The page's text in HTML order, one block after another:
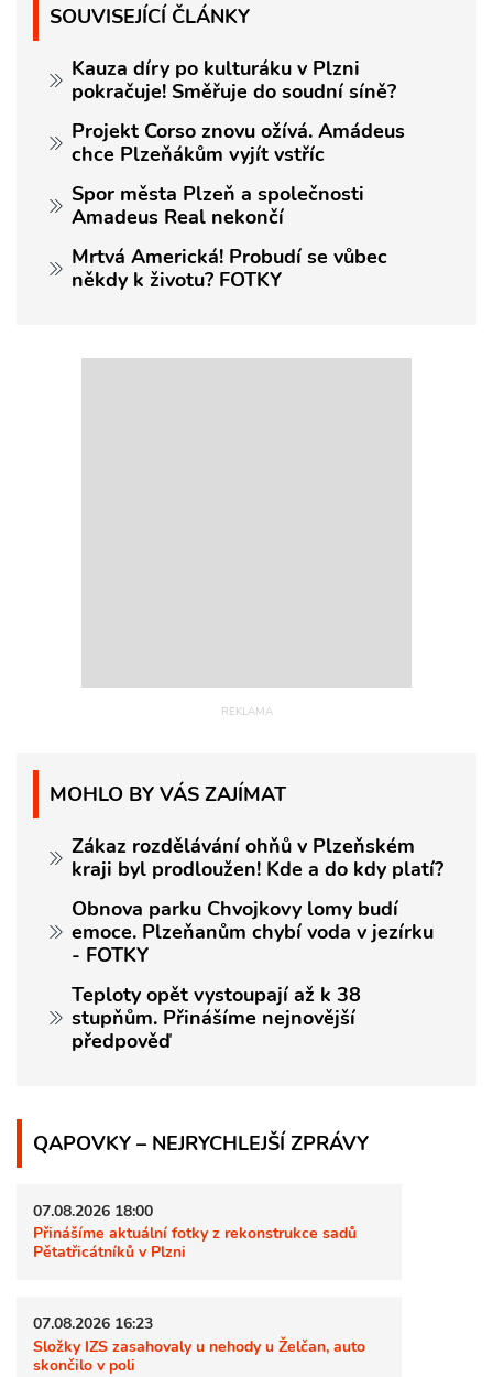
SOUVISEJÍCÍ ČLÁNKY
Kauza díry po kulturáku v Plzni
pokračuje! Směřuje do soudní síně?
Projekt Corso znovu ožívá. Amádeus
chce Plzeňákům vyjít vstříc
Spor města Plzeň a společnosti
Amadeus Real nekončí
Mrtvá Americká! Probudí se vůbec
někdy k životu? FOTKY
MOHLO BY VÁS ZAJÍMAT
Zákaz rozdělávání ohňů v Plzeňském
kraji byl prodloužen! Kde a do kdy platí?
Obnova parku Chvojkovy lomy budí
emoce. Plzeňanům chybí voda v jezírku
- FOTKY
Teploty opět vystoupají až k 38
stupňům. Přinášíme nejnovější
předpověď
QAPOVKY – NEJRYCHLEJŠÍ ZPRÁVY
07.08.2026 18:00
Přinášíme aktuální fotky z rekonstrukce sadů
Pětatřicátníků v Plzni
07.08.2026 16:23
Složky IZS zasahovaly u nehody u Želčan, auto
skončilo v poli